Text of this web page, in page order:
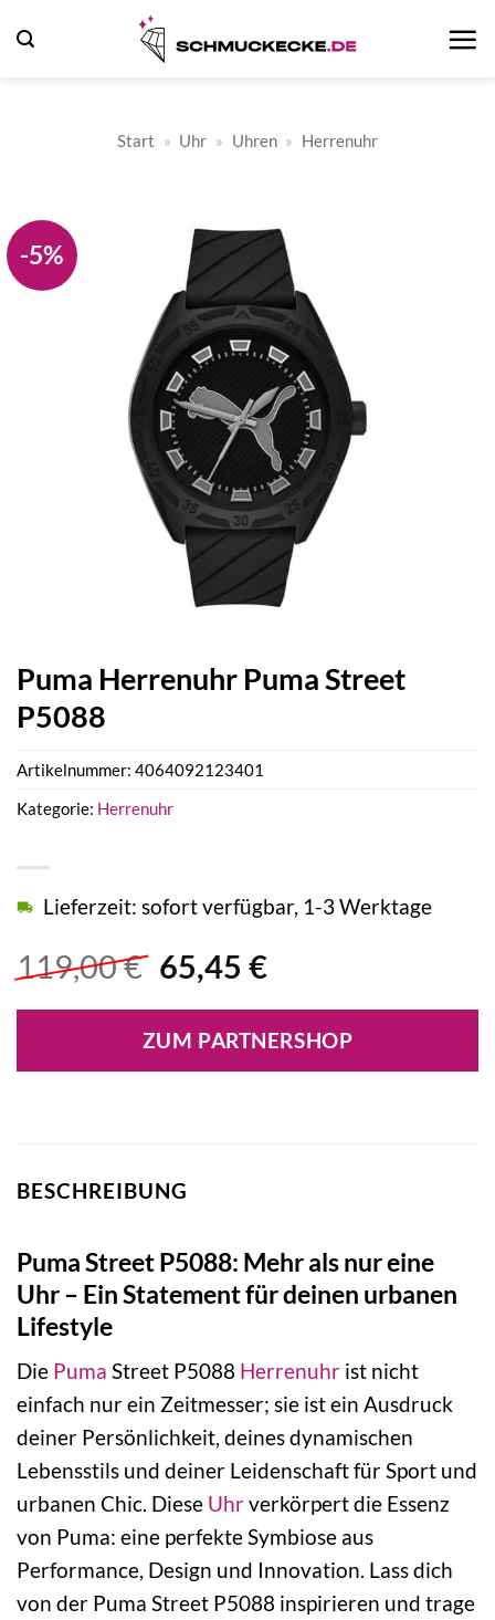
Inhalt
Start » Uhr » Uhren » Herrenuhr
-5%
Puma Herrenuhr Puma Street
P5088
119,00€ Ursprünglicher
war:
119,00 €
65,45 €Aktueller
ist:
65,45 €.
Lieferzeit: sofort verfügbar, 1-3 Werktage
ZUM PARTNERSHOP
Artikelnummer: 4064092123401
Kategorie: Herrenuhr
BESCHREIBUNG
Puma Street P5088: Mehr als nur eine
Uhr – Ein Statement für deinen urbanen
Lifestyle
Die Puma Street P5088 Herrenuhr ist nicht
einfach nur ein Zeitmesser; sie ist ein Ausdruck
deiner Persönlichkeit, deines dynamischen
Lebensstils und deiner Leidenschaft für Sport und
urbanen Chic. Diese Uhrverkörpert die Essenz
von Puma: eine perfekte Symbiose aus
Performance, Design und Innovation. Lass dich
von der Puma Street P5088 inspirieren und trage